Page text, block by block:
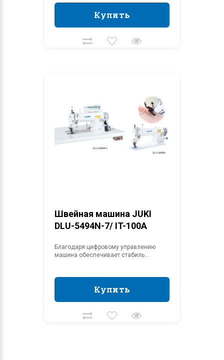
Купить
Купить
Швейная машина JUKI
DLU-5494N-7/ IT-100A
Благодаря цифровому управлению
машина обеспечивает стабиль...
Купить
Купить